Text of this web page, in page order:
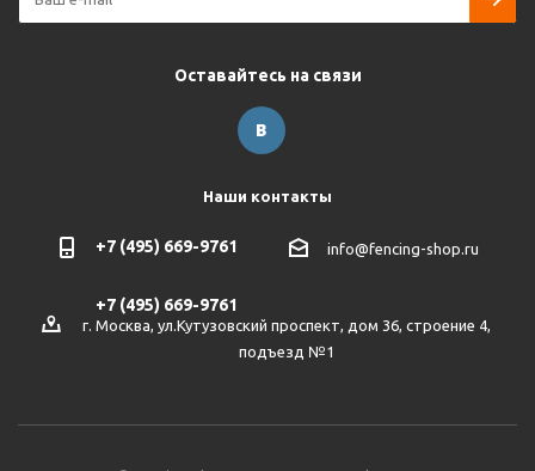
Оставайтесь на связи
Наши контакты
+7 (495) 669-9761
+7 (495) 669-9761
info@fencing-shop.ru
г. Москва, ул.Кутузовский проспект, дом 36, строение 4,
подъезд №1